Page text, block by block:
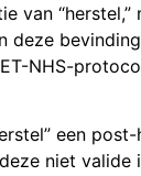
van “herstel,”
deze
NHS-
een
niet valide